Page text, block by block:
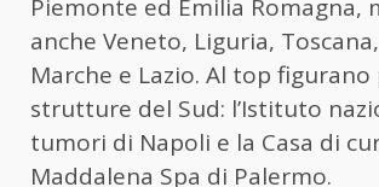
Piemonte ed Emilia Romagna,
anche Veneto, Liguria,
Marche e Lazio. Al top
strutture del Sud: l’Istituto
tumori di Napoli e la Casa di
Maddalena Spa di Palermo.